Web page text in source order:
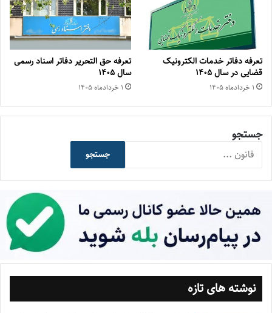
تعرفه دفاتر خدمات الکترونیک
قضایی در سال ۱۴۰۵
۱ خرداد‌ماه ۱۴۰۵
تعرفه حق التحریر دفاتر اسناد رسمی
سال ۱۴۰۵
۱ خرداد‌ماه ۱۴۰۵
جستجو
جستجو
نوشته های تازه